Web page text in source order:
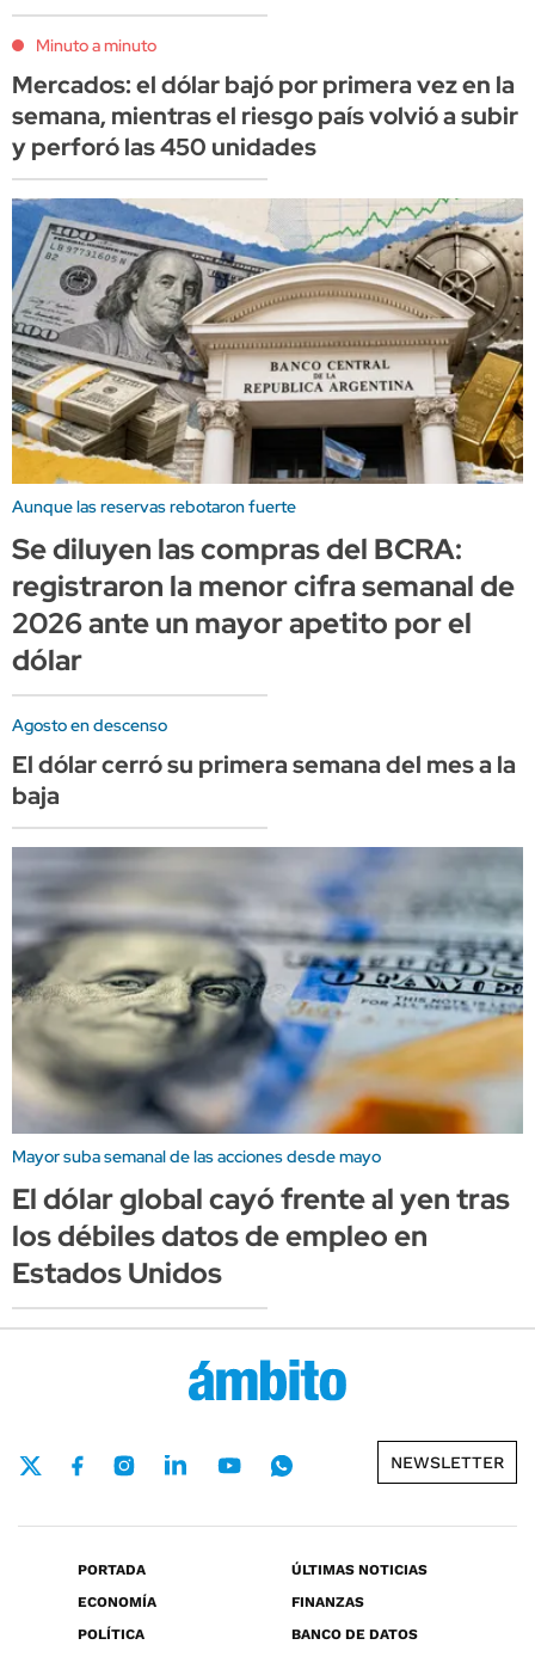
Minuto a minuto
Mercados: el dólar bajó por primera vez en la
semana, mientras el riesgo país volvió a subir
y perforó las 450 unidades
Aunque las reservas rebotaron fuerte
Se diluyen las compras del BCRA:
registraron la menor cifra semanal de
2026 ante un mayor apetito por el
dólar
Agosto en descenso
El dólar cerró su primera semana del mes a la
baja
Mayor suba semanal de las acciones desde mayo
El dólar global cayó frente al yen tras
los débiles datos de empleo en
Estados Unidos
NEWSLETTER
PORTADA
ÚLTIMAS NOTICIAS
ECONOMÍA
FINANZAS
POLÍTICA
BANCO DE DATOS